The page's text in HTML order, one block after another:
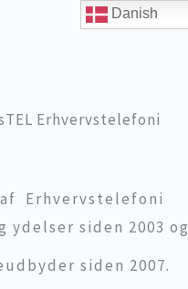
Erhvervstelefoni
Erhvervstelefoni
ydelser siden 2003 og
siden 2007.
Danish